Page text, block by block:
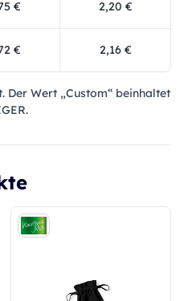
€ 2,20 €
€ 2,16 €
Der Wert „Custom“ beinhaltet